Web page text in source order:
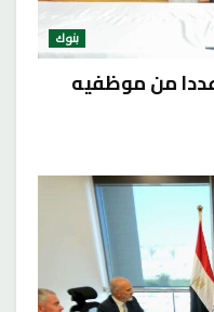
بنوك
عددا من موظفيه